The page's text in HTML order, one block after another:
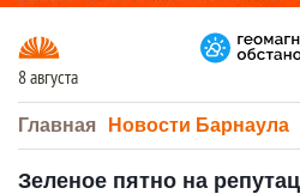
8 августа
Главная Новости Барнаула
Зеленое пятно на